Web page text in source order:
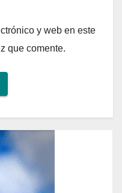
y web en este
que comente.